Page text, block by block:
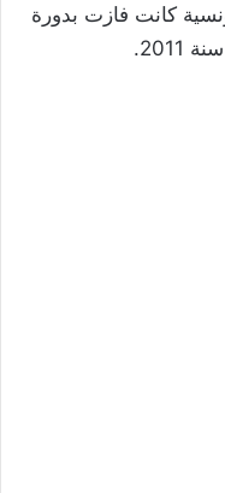
كانت فازت بدورة